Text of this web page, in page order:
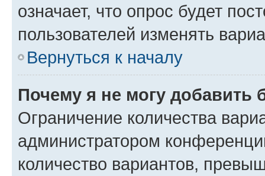
означает, что опрос будет
пользователей изменять
Вернуться к началу
Почему я не могу добавить
Ограничение количества
администратором
количество вариантов,